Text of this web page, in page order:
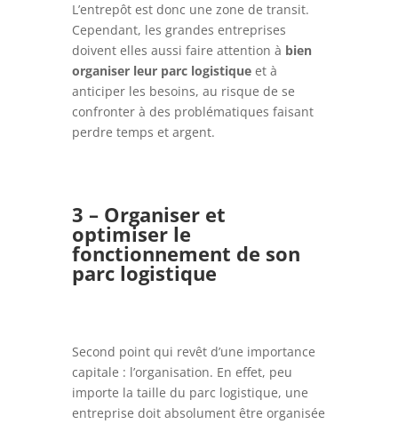
L’entrepôt est donc une zone de transit.
Cependant, les grandes entreprises
doivent elles aussi faire attention à bien
organiser leur parc logistiqueet à
anticiper les besoins, au risque de se
confronter à des problématiques faisant
perdre temps et argent.
3 – Organiser et
optimiser le
fonctionnement de son
parc logistique
Second point qui revêt d’une importance
capitale : l’organisation. En effet, peu
importe la taille du parc logistique, une
entreprise doit absolument être organisée